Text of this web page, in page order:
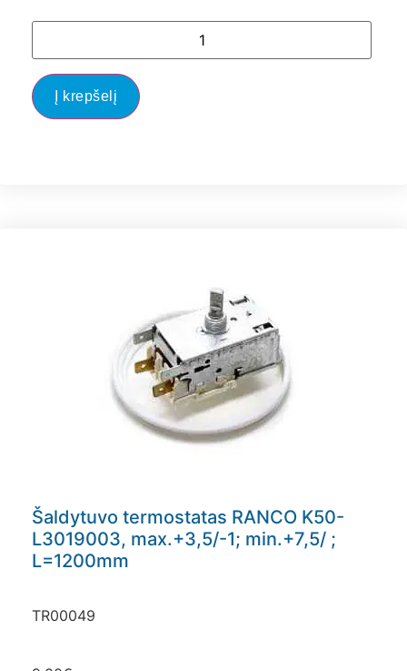
Į krepšelį
Šaldytuvo termostatas RANCO K50-
L3019003, max.+3,5/-1; min.+7,5/ ;
L=1200mm
TR00049